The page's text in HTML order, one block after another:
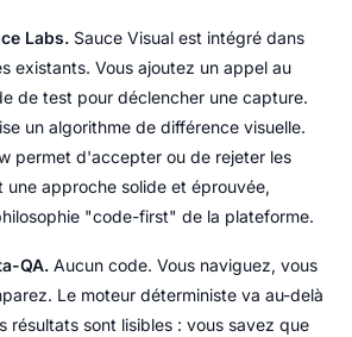
Labs. Sauce Visual est intégré dans
existants. Vous ajoutez un appel au
de test pour déclencher une capture.
un algorithme de différence visuelle.
permet d'accepter ou de rejeter les
une approche solide et éprouvée,
"code-first" de la plateforme.
QA. Aucun code. Vous naviguez, vous
Le moteur déterministe va au-delà
résultats sont lisibles : vous savez que